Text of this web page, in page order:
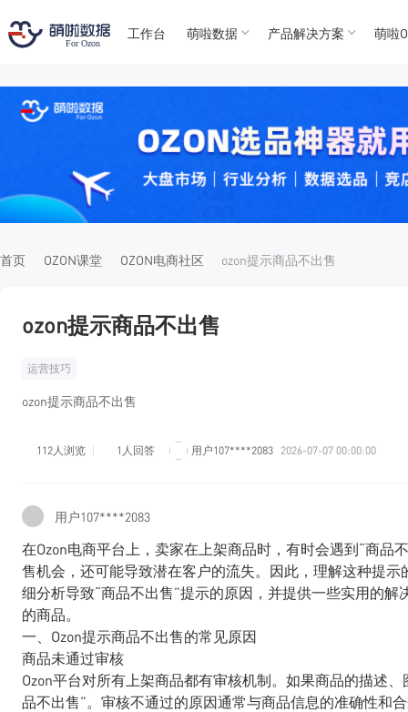
For
For
工作台 萌啦数据 产品解决方案 萌啦
首页 OZON课堂 OZON电商社区 ozon提示商品不出售
ozon提示商品不出售
运营技巧
ozon提示商品不出售
112人浏览 1人回答 用户107****2083 2026-07-07 00:00:00
用户107****2083
在Ozon电商平台上，卖家在上架商品时，有时会遇到“商品
售机会，还可能导致潜在客户的流失。因此，理解这种提
细分析导致“商品不出售”提示的原因，并提供一些实用的
的商品。
一、Ozon提示商品不出售的常见原因
商品未通过审核
Ozon平台对所有上架商品都有审核机制。如果商品的描述
品不出售”。审核不通过的原因通常与商品信息的准确性和